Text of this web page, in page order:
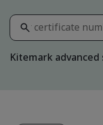
Kitemark advanced